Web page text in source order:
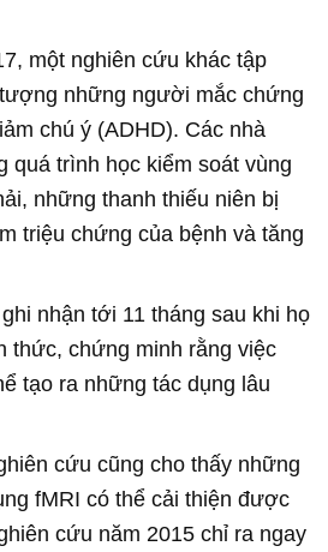
một nghiên cứu khác tập
những người mắc chứng
chú ý (ADHD). Các nhà
quá trình học kiểm soát vùng
những thanh thiếu niên bị
triệu chứng của bệnh và tăng
nhận tới 11 tháng sau khi họ
thức, chứng minh rằng việc
tạo ra những tác dụng lâu
cứu cũng cho thấy những
fMRI có thể cải thiện được
cứu năm 2015 chỉ ra ngay